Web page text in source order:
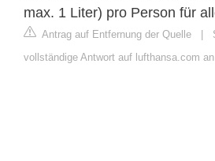
max. 1 Liter) pro Person für
Antrag auf Entfernung der Quelle |
vollständige Antwort auf lufthansa.com an